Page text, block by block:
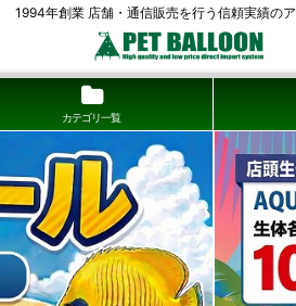
1994年創業 店舗・通信販売を行う信頼実績の
カテゴリ一覧